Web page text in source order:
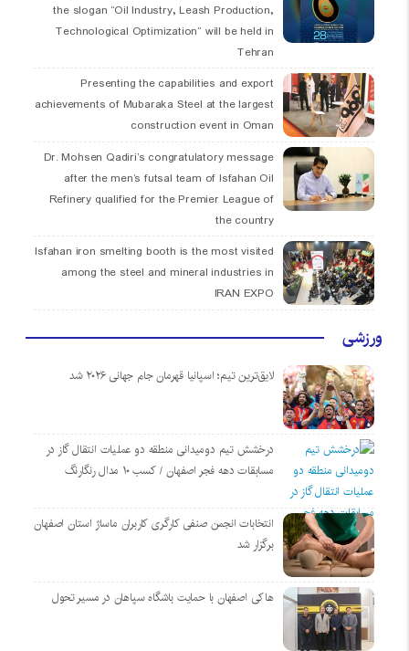
the slogan “Oil Industry, Leash Production,
Technological Optimization” will be held in
Tehran
Presenting the capabilities and export
achievements of Mubaraka Steel at the largest
construction event in Oman
Dr. Mohsen Qadiri’s congratulatory message
after the men’s futsal team of Isfahan Oil
Refinery qualified for the Premier League of
the country
Isfahan iron smelting booth is the most visited
among the steel and mineral industries in
IRAN EXPO
ورزشی
لایق‌ترین تیم؛ اسپانیا قهرمان جام جهانی ۲۰۲۶ شد
درخشش تیم دومیدانی منطقه دو عملیات انتقال گاز در
مسابقات دهه فجر اصفهان / کسب ۱۰ مدال رنگارنگ
انتخابات انجمن صنفی کارگری کاربران ماساژ استان اصفهان
برگزار شد
هاکی اصفهان با حمایت باشگاه سپاهان در مسیر تحول